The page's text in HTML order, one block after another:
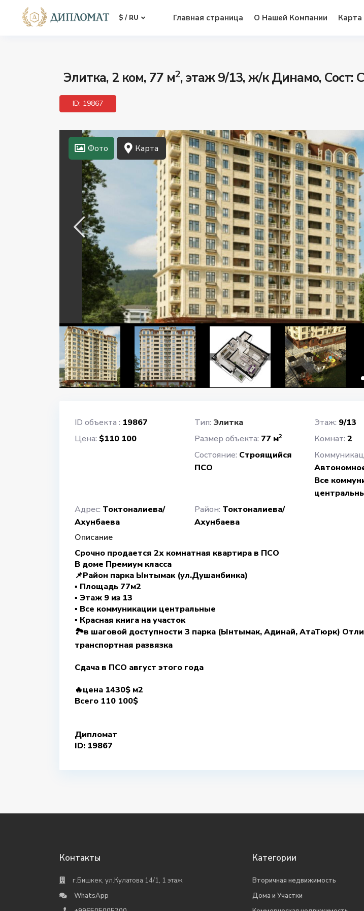
$ / RU Главная страница О Нашей Компании Карта
Элитка, 2 ком, 77 м2, этаж 9/13, ж/к Динамо, Сост:
ID: 19867
Фото Карта
ID объекта : 19867 Тип: Элитка Этаж: 9/13
Цена: $110 100 Размер объекта: 77 м2 Комнат: 2
Cостояние: Строящийся
ПСО
Все
Адрес: Токтоналиева/
Ахунбаева
Район: Токтоналиева/
Ахунбаева
Описание
Срочно продается 2х комнатная квартира в ПСО
В доме Премиум класса
📌Район парка Ынтымак (ул.Душанбинка)
▪︎ Площадь 77м2
▪︎ Этаж 9 из 13
▪︎ Все коммуникации центральные
▪︎ Красная книга на участок
🏞️в шаговой доступности 3 парка (Ынтымак, Адинай, АтаТюрк)
транспортная развязка
Сдача в ПСО август этого года
🔥цена 1430$ м2
Всего 110 100$
Дипломат
ID: 19867
Контакты
г.Бишкек, ул.Кулатова 14/1, 1 этаж
WhatsApp
Категории
Вторичная недвижимость
Дома и Участки